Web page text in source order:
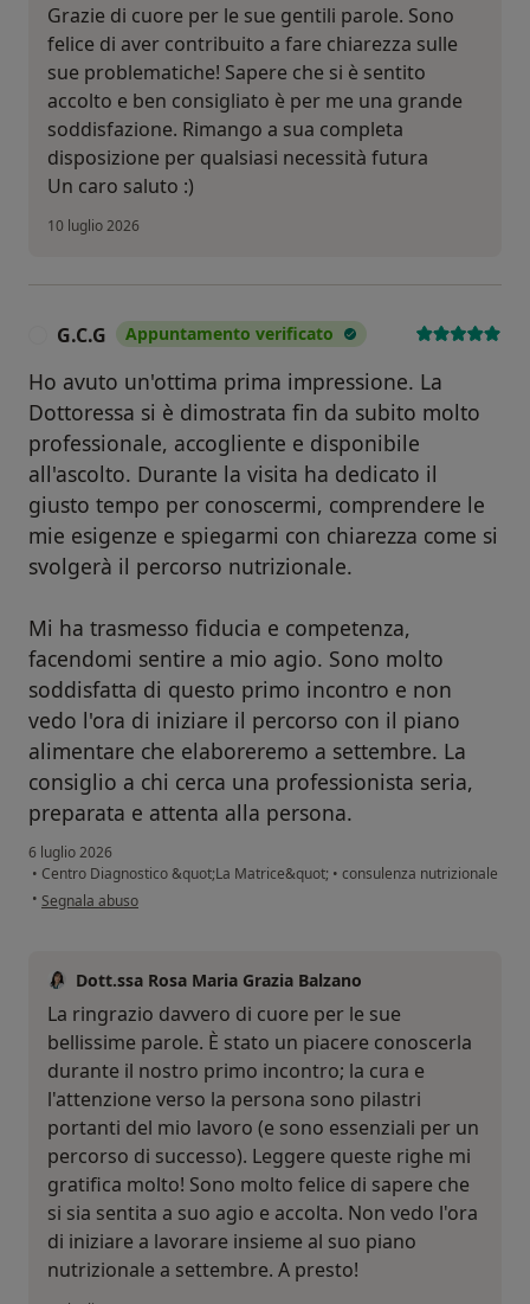
Grazie di cuore per le sue gentili parole. Sono
felice di aver contribuito a fare chiarezza sulle
sue problematiche! Sapere che si è sentito
accolto e ben consigliato è per me una grande
soddisfazione. Rimango a sua completa
disposizione per qualsiasi necessità futura
Un caro saluto :)
10 luglio 2026
G.C.G Appuntamento verificato
Ho avuto un'ottima prima impressione. La
Dottoressa si è dimostrata fin da subito molto
professionale, accogliente e disponibile
all'ascolto. Durante la visita ha dedicato il
giusto tempo per conoscermi, comprendere le
mie esigenze e spiegarmi con chiarezza come si
svolgerà il percorso nutrizionale.
Mi ha trasmesso fiducia e competenza,
facendomi sentire a mio agio. Sono molto
soddisfatta di questo primo incontro e non
vedo l'ora di iniziare il percorso con il piano
alimentare che elaboreremo a settembre. La
consiglio a chi cerca una professionista seria,
preparata e attenta alla persona.
6 luglio 2026
• Centro Diagnostico &quot;La Matrice&quot; • consulenza nutrizionale
• secondo l'opinione dell'utente G.C.G
Segnala abuso
Dott.ssa Rosa Maria Grazia Balzano
La ringrazio davvero di cuore per le sue
bellissime parole. È stato un piacere conoscerla
durante il nostro primo incontro; la cura e
l'attenzione verso la persona sono pilastri
portanti del mio lavoro (e sono essenziali per un
percorso di successo). Leggere queste righe mi
gratifica molto! Sono molto felice di sapere che
si sia sentita a suo agio e accolta. Non vedo l'ora
di iniziare a lavorare insieme al suo piano
nutrizionale a settembre. A presto!